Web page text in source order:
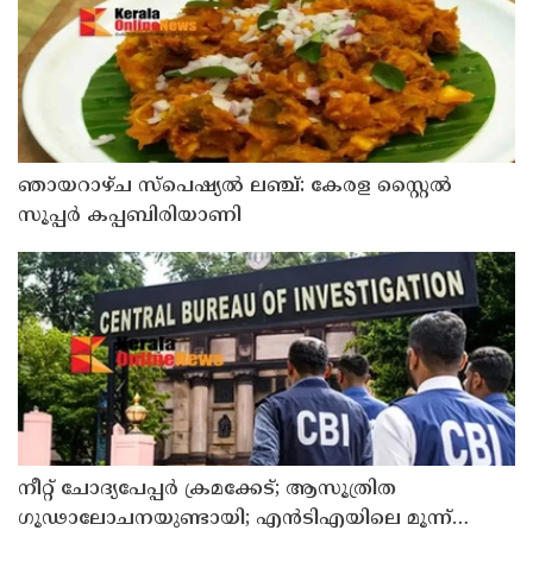
ഞായറാഴ്ച സ്പെഷ്യൽ ലഞ്ച്: കേരള സ്റ്റൈൽ
സൂപ്പർ കപ്പബിരിയാണി
നീറ്റ് ചോദ്യപേപ്പര്‍ ക്രമക്കേട്; ആസൂത്രിത
ഗൂഢാലോചനയുണ്ടായി; എന്‍ടിഎയിലെ മൂന്ന്